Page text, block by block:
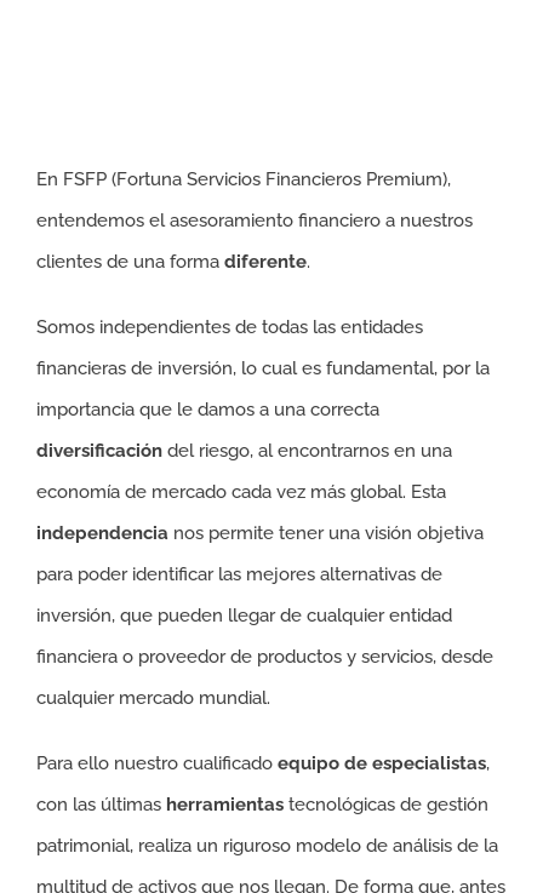
En FSFP (Fortuna Servicios Financieros Premium),
entendemos el asesoramiento financiero a nuestros
clientes de una forma diferente.
Somos independientes de todas las entidades
financieras de inversión, lo cual es fundamental, por la
importancia que le damos a una correcta
diversificación del riesgo, al encontrarnos en una
economía de mercado cada vez más global. Esta
independencia nos permite tener una visión objetiva
para poder identificar las mejores alternativas de
inversión, que pueden llegar de cualquier entidad
financiera o proveedor de productos y servicios, desde
cualquier mercado mundial.
Para ello nuestro cualificado equipo de especialistas,
con las últimas herramientas tecnológicas de gestión
patrimonial, realiza un riguroso modelo de análisis de la
multitud de activos que nos llegan. De forma que, antes